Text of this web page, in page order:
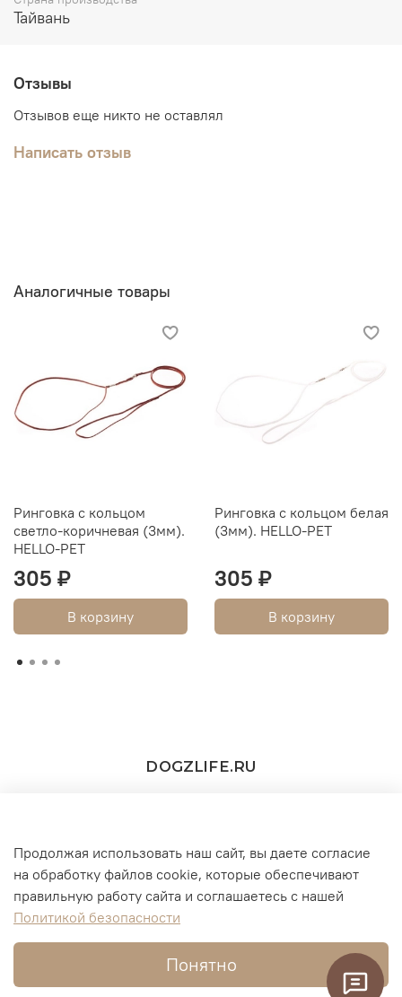
Тайвань
Отзывы
Отзывов еще никто не оставлял
Написать отзыв
Аналогичные товары
Ринговка с кольцом
светло-коричневая (3мм).
HELLO-PET
305 ₽
В корзину
Ринговка с кольцом белая
(3мм). HELLO-PET
305 ₽
В корзину
+7(916) 860-11-73 (WhatsApp/Telegram/MAX))
г. Москва
DOGZLIFE.RU
Интернет-магазин создан на InSales
Продолжая использовать наш сайт, вы даете согласие
на обработку файлов cookie, которые обеспечивают
правильную работу сайта и соглашаетесь с нашей
Политикой безопасности
Понятно